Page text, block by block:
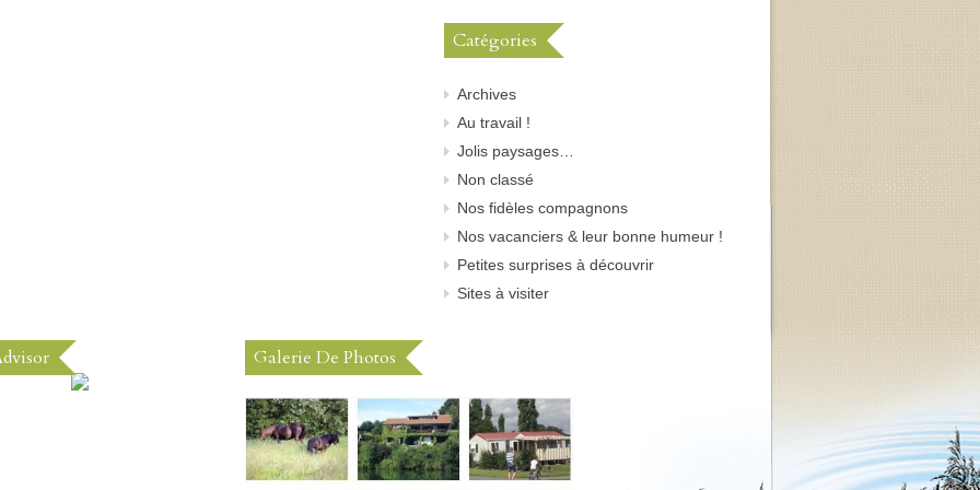
Catégories
Archives
Au travail !
Jolis paysages…
Non classé
Nos fidèles compagnons
Nos vacanciers & leur bonne humeur !
Petites surprises à découvrir
Sites à visiter
Galerie De Photos